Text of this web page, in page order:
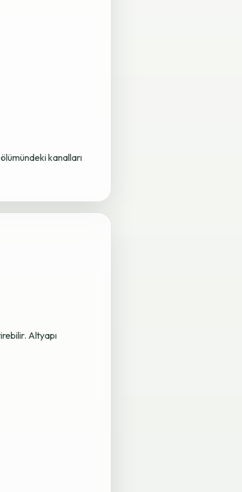
kanalları
Altyapı